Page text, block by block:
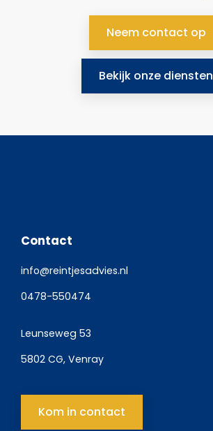
Neem contact op
Bekijk onze diensten
Contact
info@reintjesadvies.nl
0478-550474
Leunseweg 53
5802 CG, Venray
Kom in contact